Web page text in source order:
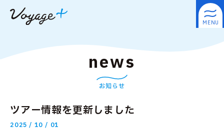
news
お知らせ
ツアー情報を更新しました
2025 / 10 / 01